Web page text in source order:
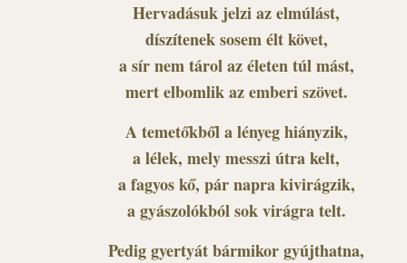
Hervadásuk jelzi az elmúlást,
díszítenek sosem élt követ,
a sír nem tárol az életen túl mást,
mert elbomlik az emberi szövet.
A temetőkből a lényeg hiányzik,
a lélek, mely messzi útra kelt,
a fagyos kő, pár napra kivirágzik,
a gyászolókból sok virágra telt.
Pedig gyertyát bármikor gyújthatna,